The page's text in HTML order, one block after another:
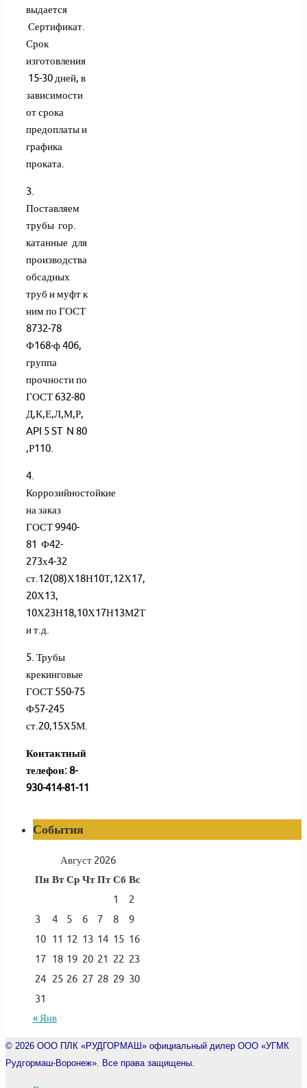
выдается
Сертификат.
Срок
изготовления
15-30 дней, в
зависимости
от срока
предоплаты и
графика
проката.
3.
Поставляем
трубы гор.
катанные для
производства
обсадных
труб и муфт к
ним по ГОСТ
8732-78
Ф168-ф 406,
группа
прочности по
ГОСТ 632-80
Д,К,Е,Л,М,Р,
API 5 ST N 80
,Р110.
4.
Коррозийностойкие
на заказ
ГОСТ 9940-
81 Ф42-
273х4-32
ст.12(08)Х18Н10Т,12Х17,
20Х13,
10Х23Н18,10Х17Н13М2Т
и т.д.
5. Трубы
крекинговые
ГОСТ 550-75
Ф57-245
ст.20,15Х5М.
Контактный
телефон: 8-
930-414-81-11
События
Август 2026
Пн Вт Ср Чт Пт Сб Вс
1
2
3
4 5 6 7 8
9
10 11 12 13 14 15 16
17 18 19 20 21 22 23
24 25 26 27 28 29 30
31
« Янв
© 2026 ООО ПЛК «РУДГОРМАШ» официальный дилер ООО «УГМК
Рудгормаш-Воронеж». Все права защищены.